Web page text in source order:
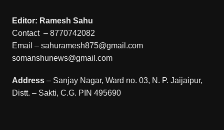
Editor: Ramesh Sahu
Contact – 8770742082
Email – sahuramesh875@gmail.com
somanshunews@gmail.com
Address– Sanjay Nagar, Ward no. 03, N. P. Jaijaipur,
Distt. – Sakti, C.G. PIN 495690